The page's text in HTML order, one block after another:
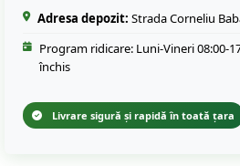
Adresa depozit: Strada Corneliu
Program ridicare: Luni-Vineri 08:00-
închis
Livrare sigură și rapidă în toată țara